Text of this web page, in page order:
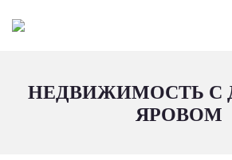
НЕДВИЖИМОСТЬ С
ЯРОВОМ